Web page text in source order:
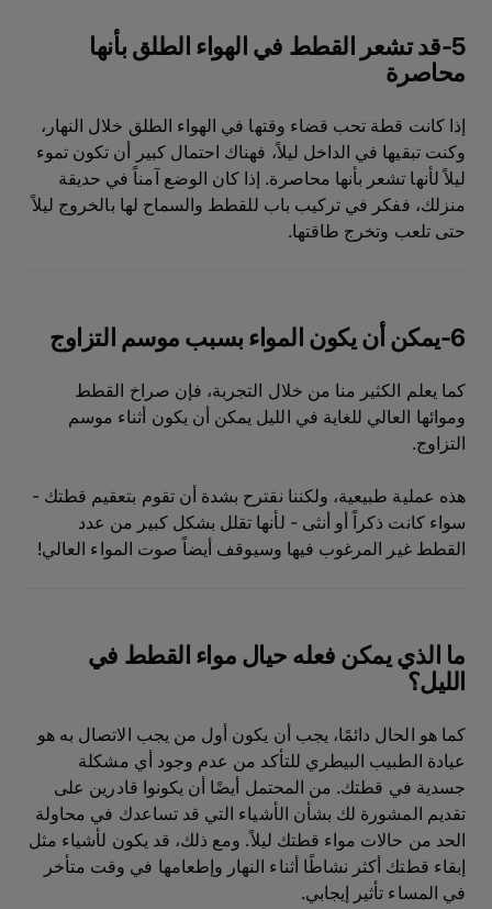
5-قد تشعر القطط في الهواء الطلق بأنها
محاصرة
إذا كانت قطة تحب قضاء وقتها في الهواء الطلق خلال النهار،
وكنت تبقيها في الداخل ليلاً، فهناك احتمال كبير أن تكون تموء
ليلاً لأنها تشعر بأنها محاصرة. إذا كان الوضع آمناً في حديقة
منزلك، ففكر في تركيب باب للقطط والسماح لها بالخروج ليلاً
حتى تلعب وتخرج طاقتها.
6-يمكن أن يكون المواء بسبب موسم التزاوج
كما يعلم الكثير منا من خلال التجربة، فإن صراخ القطط
وموائها العالي للغاية في الليل يمكن أن يكون أثناء موسم
التزاوج.
هذه عملية طبيعية، ولكننا نقترح بشدة أن تقوم بتعقيم قطتك -
سواء كانت ذكراً أو أنثى - لأنها تقلل بشكل كبير من عدد
القطط غير المرغوب فيها وسيوقف أيضاً صوت المواء العالي!
ما الذي يمكن فعله حيال مواء القطط في
الليل؟
كما هو الحال دائمًا، يجب أن يكون أول من يجب الاتصال به هو
عيادة الطبيب البيطري للتأكد من عدم وجود أي مشكلة
جسدية في قطتك. من المحتمل أيضًا أن يكونوا قادرين على
تقديم المشورة لك بشأن الأشياء التي قد تساعدك في محاولة
الحد من حالات مواء قطتك ليلاً. ومع ذلك، قد يكون لأشياء مثل
إبقاء قطتك أكثر نشاطًا أثناء النهار وإطعامها في وقت متأخر
في المساء تأثير إيجابي.